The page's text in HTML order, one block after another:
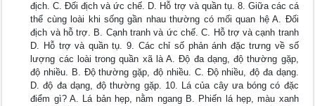
địch. C. Đối địch và ức chế. D. Hỗ trợ và quần tụ. 8. Giữa các cá
thể cùng loài khi sống gần nhau thường có mối quan hệ A. Đối
địch và hỗ trợ. B. Cạnh tranh và ức chế. C. Hỗ trợ và cạnh tranh
D. Hỗ trợ và quần tụ. 9. Các chỉ số phản ánh đặc trưng về số
lượng các loài trong quần xã là A. Độ đa dạng, độ thường gặp,
độ nhiều. B. Độ thường gặp, độ nhiều. C. Độ nhiều, độ đa dạng.
D. độ đa dạng, độ thường gặp. 10. Lá của cây ưa bóng có đặc
điểm gì? A. Lá bản hẹp, nằm ngang B. Phiến lá hẹp, màu xanh